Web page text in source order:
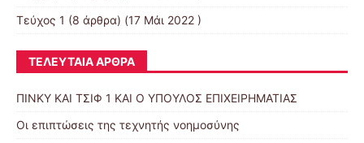
Τεύχος 1 (8 άρθρα) (17 Μάι 2022 )
ΤΕΛΕΥΤΑΊΑ ΆΡΘΡΑ
ΠΙΝΚΥ ΚΑΙ ΤΣΙΦ 1 ΚΑΙ Ο ΥΠΟΥΛΟΣ ΕΠΙΧΕΙΡΗΜΑΤΙΑΣ
Οι επιπτώσεις της τεχνητής νοημοσύνης